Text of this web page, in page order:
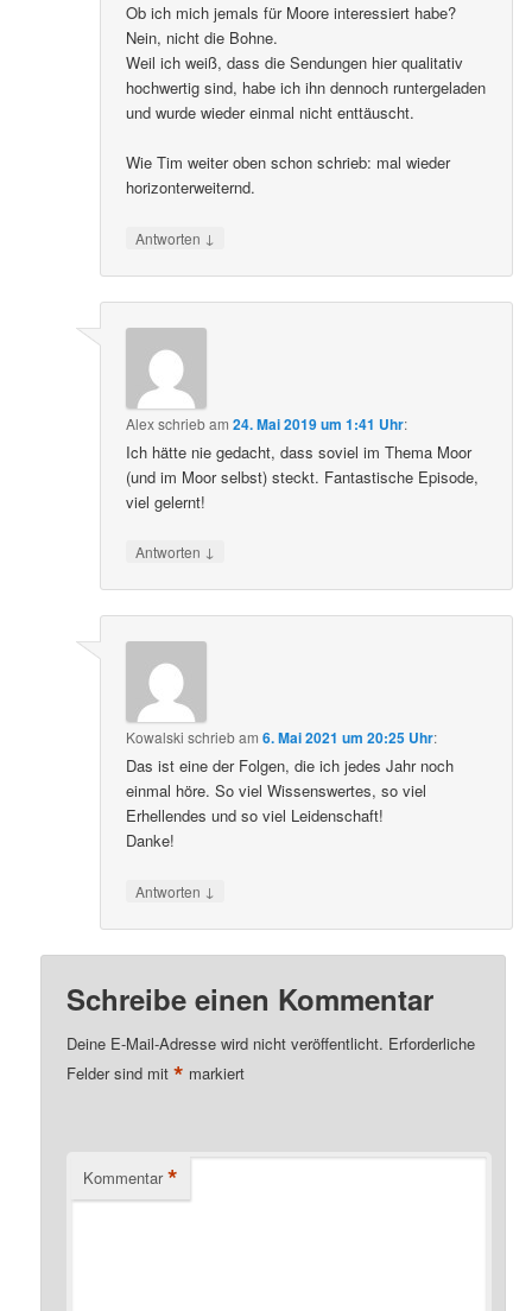
Ob ich mich jemals für Moore interessiert habe?
Nein, nicht die Bohne.
Weil ich weiß, dass die Sendungen hier qualitativ
hochwertig sind, habe ich ihn dennoch runtergeladen
und wurde wieder einmal nicht enttäuscht.
Wie Tim weiter oben schon schrieb: mal wieder
horizonterweiternd.
Antworten ↓
Alexschriebam24. Mai 2019 um 1:41 Uhr:
Ich hätte nie gedacht, dass soviel im Thema Moor
(und im Moor selbst) steckt. Fantastische Episode,
viel gelernt!
Antworten ↓
Kowalski schriebam6. Mai 2021 um 20:25 Uhr:
Das ist eine der Folgen, die ich jedes Jahr noch
einmal höre. So viel Wissenswertes, so viel
Erhellendes und so viel Leidenschaft!
Danke!
Antworten ↓
Schreibe einen Kommentar
Deine E-Mail-Adresse wird nicht veröffentlicht. Erforderliche
Felder sind mit* markiert
Kommentar *